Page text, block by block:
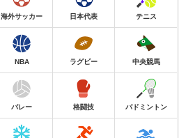
海外サッカー 日本代表 テニス
NBA ラグビー 中央競馬
バレー 格闘技 バドミントン